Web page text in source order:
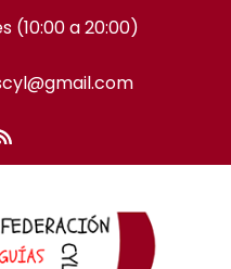
(10:00 a 20:00)